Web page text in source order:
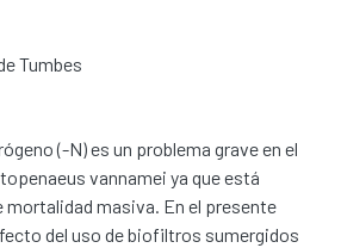
Tumbes
(-N) es un problema grave en el
vannamei ya que está
mortalidad masiva. En el presente
del uso de biofiltros sumergidos